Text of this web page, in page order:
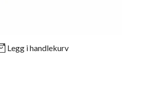
Legg i handlekurv